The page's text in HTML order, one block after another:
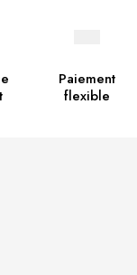
Paiement
flexible